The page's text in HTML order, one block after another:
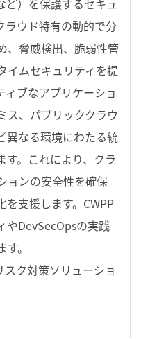
ど）を保護するセキュ
ラウド特有の動的で分
、脅威検出、脆弱性管
イムセキュリティを提
ブなアプリケーショ
ス、パブリッククラウ
異なる環境にわたる統
。これにより、クラ
ョンの安全性を確保
を支援します。CWPP
やDevSecOpsの実践
。
ク対策ソリューショ